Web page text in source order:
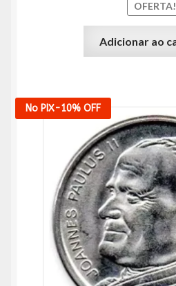
OFERTA!
Adicionar ao
No PIX-10% OFF